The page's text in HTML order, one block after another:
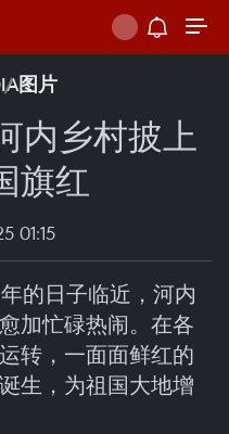
图片
内乡村披上
旗红
01:15
的日子临近，河内
加忙碌热闹。在各
转，一面面鲜红的
生，为祖国大地增